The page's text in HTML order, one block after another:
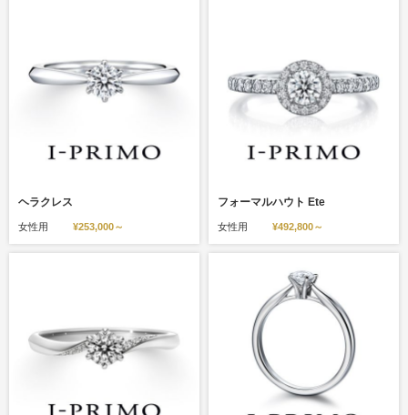
ヘラクレス
女性用 ¥253,000～
フォーマルハウト Ete
女性用 ¥492,800～